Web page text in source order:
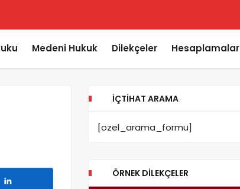
Medeni Hukuk Dilekçeler Hesaplamalar
İÇTIHAT ARAMA
[ozel_arama_formu]
ÖRNEK DILEKÇELER